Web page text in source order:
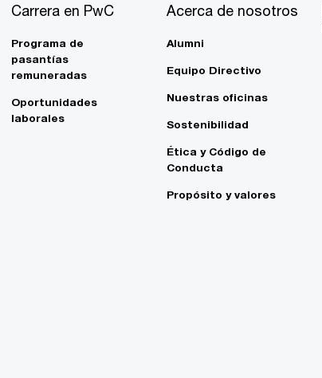
Carrera en PwC
Programa de
pasantías
remuneradas
Oportunidades
laborales
Acerca de nosotros
Alumni
Equipo Directivo
Nuestras oficinas
Sostenibilidad
Ética y Código de
Conducta
Propósito y valores